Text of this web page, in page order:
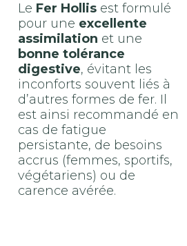
Le Fer Hollis est formulé
pour une excellente
assimilation et une
bonne tolérance
digestive, évitant les
inconforts souvent liés à
d’autres formes de fer. Il
est ainsi recommandé en
cas de fatigue
persistante, de besoins
accrus (femmes, sportifs,
végétariens) ou de
carence avérée.